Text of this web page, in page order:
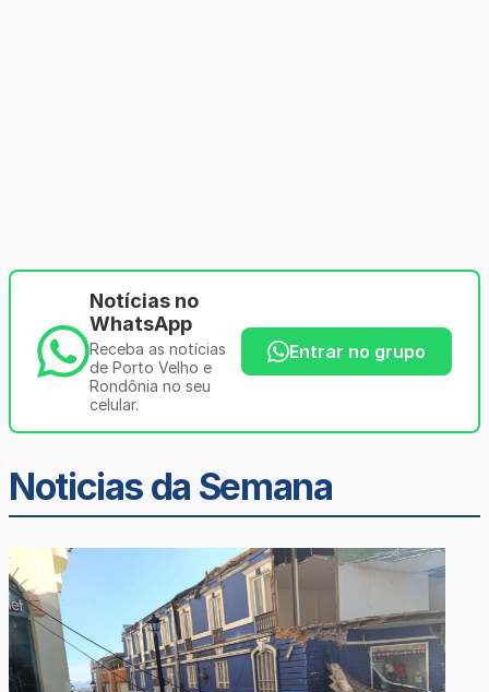
Notícias no
WhatsApp
Receba as notícias
de Porto Velho e
Rondônia no seu
celular.
Entrar no grupo
Noticias da Semana